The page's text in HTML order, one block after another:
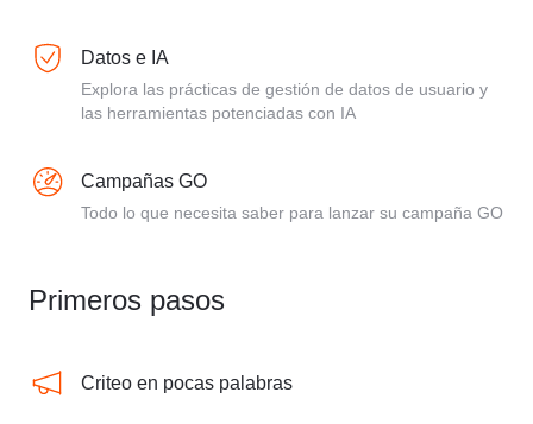
Datos e IA
Explora las prácticas de gestión de datos de usuario y
las herramientas potenciadas con IA
Campañas GO
Todo lo que necesita saber para lanzar su campaña GO
Primeros pasos
Criteo en pocas palabras